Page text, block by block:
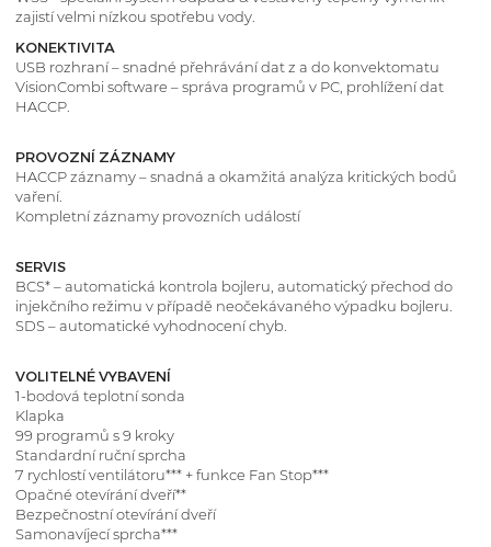
zajistí velmi nízkou spotřebu vody.
KONEKTIVITA
USB rozhraní – snadné přehrávání dat z a do konvektomatu
VisionCombi software – správa programů v PC, prohlížení dat
HACCP.
PROVOZNÍ ZÁZNAMY
HACCP záznamy – snadná a okamžitá analýza kritických bodů
vaření.
Kompletní záznamy provozních událostí
SERVIS
BCS* – automatická kontrola bojleru, automatický přechod do
injekčního režimu v případě neočekávaného výpadku bojleru.
SDS – automatické vyhodnocení chyb.
VOLITELNÉ VYBAVENÍ
1-bodová teplotní sonda
Klapka
99 programů s 9 kroky
Standardní ruční sprcha
7 rychlostí ventilátoru*** + funkce Fan Stop***
Opačné otevírání dveří**
Bezpečnostní otevírání dveří
Samonavíjecí sprcha***